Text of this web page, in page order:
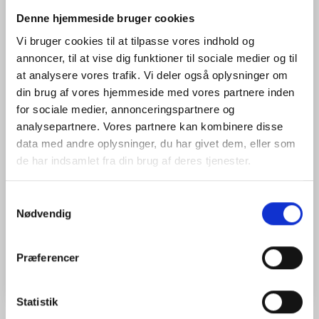
Denne hjemmeside bruger cookies
Vi bruger cookies til at tilpasse vores indhold og
annoncer, til at vise dig funktioner til sociale medier og til
at analysere vores trafik. Vi deler også oplysninger om
din brug af vores hjemmeside med vores partnere inden
for sociale medier, annonceringspartnere og
analysepartnere. Vores partnere kan kombinere disse
data med andre oplysninger, du har givet dem, eller som
de har indsamlet fra din brug af deres tjenester.
Nødvendig
Præferencer
Statistik
Stativadapter til Topcon TP-L
rørlaser – 5/8" gevind
Specialdesignet stativadapter til Topcon TP-L serien, der
gør det muligt at montere rørlaseren på et standard
landmåler- eller byggestativ med 5/8" gevind.
Adapteren er 3D-printet i slidstærkt PETG, som kombinerer
høj styrke med god modstandsdygtighed over for fugt, slag
og temperatursvingninger. Den sikrer en stabil og pålidelig
montering af laseren, hvilket gør opsætning og nivellering
nemmere ved arbejde med rør- og kloakprojekter.
Mere information
Model/varenr.: